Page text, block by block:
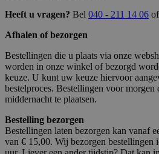
Heeft u vragen? Bel 040 - 211 14 06
Afhalen of bezorgen
Bestellingen die u plaats via onze
worden in onze winkel of bezorgd
keuze. U kunt uw keuze hiervoor
bestelproces. Bestellingen voor
middernacht te plaatsen.
Bestelling bezorgen
Bestellingen laten bezorgen kan vanaf
van € 15,00. Wij bezorgen bestellingen